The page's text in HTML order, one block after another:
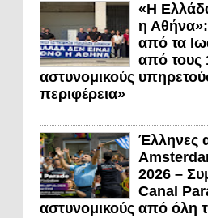
«Η
η
από τα
από τους
αστυνομικούς
περιφέρεια»
Έλληνες
2026 –
Canal
αστυνομικούς από όλη